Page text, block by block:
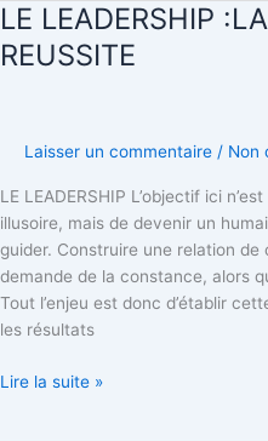
LE LEADERSHIP
REUSSITE
Laisser un commentaire / Non
LE LEADERSHIP L’objectif ici
illusoire, mais de devenir un
guider. Construire une relation
demande de la constance, alors
Tout l’enjeu est donc d’établir
les résultats
LE
LEADERSHIP
:LA
Lire la suite »